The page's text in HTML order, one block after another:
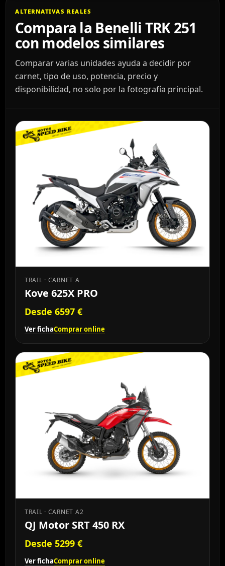
ALTERNATIVAS REALES
Compara la Benelli TRK 251
con modelos similares
Comparar varias unidades ayuda a decidir por
carnet, tipo de uso, potencia, precio y
disponibilidad, no solo por la fotografía principal.
TRAIL · CARNET A
Kove 625X PRO
Desde 6597 €
Ver fichaComprar online
TRAIL · CARNET A2
QJ Motor SRT 450 RX
Desde 5299 €
Ver fichaComprar online